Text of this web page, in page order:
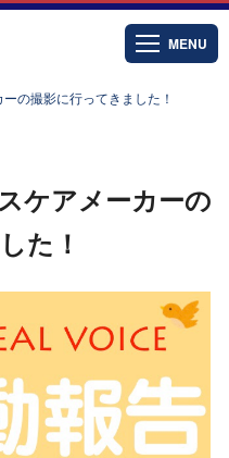
MENU
の撮影に行ってきました！
ケアメーカーの
た！